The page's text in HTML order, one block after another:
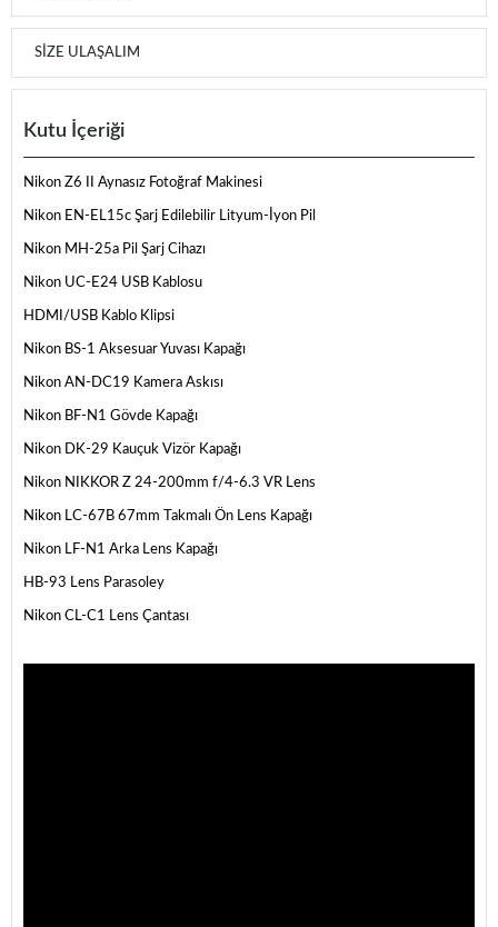
SIZE ULAŞALIM
Kutu İçeriği
Nikon Z6 II Aynasız Fotoğraf Makinesi
Nikon EN-EL15c Şarj Edilebilir Lityum-İyon Pil
Nikon MH-25a Pil Şarj Cihazı
Nikon UC-E24 USB Kablosu
HDMI/USB Kablo Klipsi
Nikon BS-1 Aksesuar Yuvası Kapağı
Nikon AN-DC19 Kamera Askısı
Nikon BF-N1 Gövde Kapağı
Nikon DK-29 Kauçuk Vizör Kapağı
Nikon NIKKOR Z 24-200mm f/4-6.3 VR Lens
Nikon LC-67B 67mm Takmalı Ön Lens Kapağı
Nikon LF-N1 Arka Lens Kapağı
HB-93 Lens Parasoley
Nikon CL-C1 Lens Çantası